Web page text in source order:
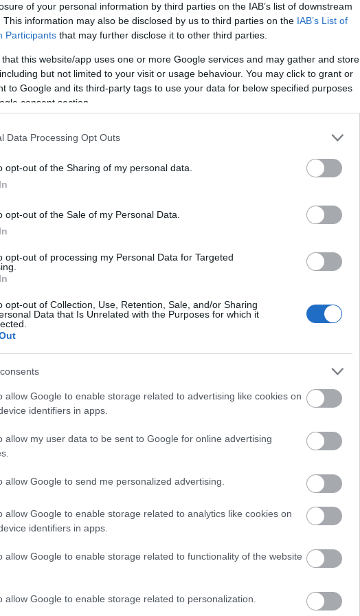
of your personal information by third parties on the IAB’s list of downstream
This information may also be disclosed by us to third parties on the IAB’s List of
Participants that may further disclose it to other third parties.
that this website/app uses one or more Google services and may gather and store
but not limited to your visit or usage behaviour. You may click to grant or
to Google and its third-party tags to use your data for below specified purposes
consent section.
Data Processing Opt Outs
opt-out of the Sharing of my personal data.
opt-out of the Sale of my Personal Data.
opt-out of processing my Personal Data for Targeted
opt-out of Collection, Use, Retention, Sale, and/or Sharing
Data that Is Unrelated with the Purposes for which it
allow Google to enable storage related to advertising like cookies on
identifiers in apps.
allow my user data to be sent to Google for online advertising
allow Google to send me personalized advertising.
allow Google to enable storage related to analytics like cookies on
identifiers in apps.
allow Google to enable storage related to functionality of the website
allow Google to enable storage related to personalization.
Sodró Eliza: "Színészként a katarzist nem
tudjuk garantálni"
„Ilyen rendkívüli és teljesen egyedi helyzettel
még nem kellett szembenéznünk.”
terjedését megakadályozó és érthető kormányzati
Őze Áron: „a színház élő műfaj, amelynek varázsa
A Bartók Kamaraszínház és Művészetek Háza
Magyarországon elsőként előleget fizet jövedelem
bevezetett korlátozások időszaka alatt.
Kovács András Péter: „Mindig átéreztem a
humoristák társadalmi felelősségvállalásának
leghatásosabban szólította meg az embereket a
András Péter karantén slágerével, amely pillanatok